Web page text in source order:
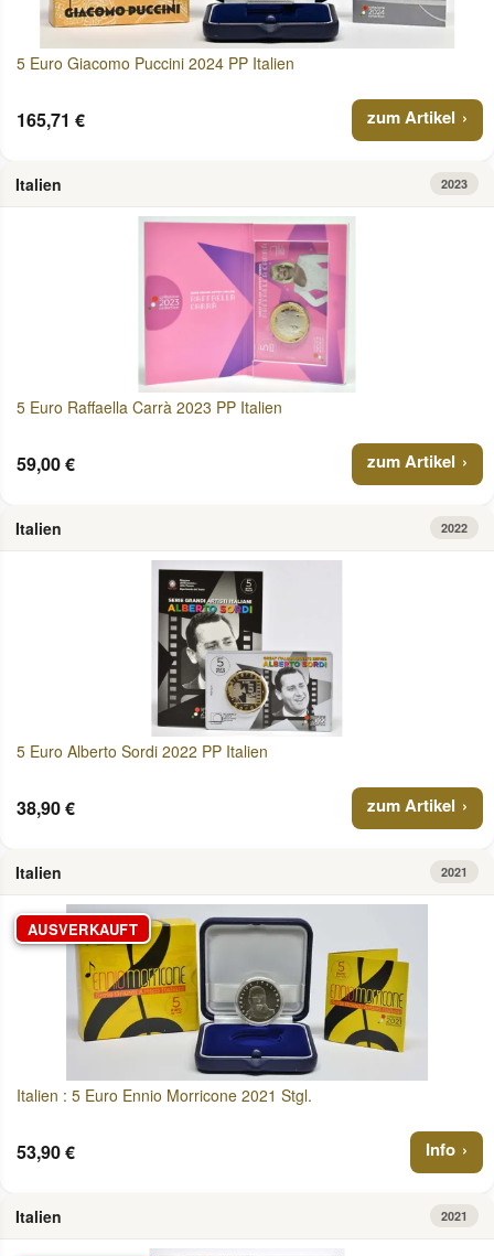
5 Euro Giacomo Puccini 2024 PP Italien
165,71 € zum Artikel
Italien 2023
5 Euro Raffaella Carrà 2023 PP Italien
59,00 € zum Artikel
Italien 2022
5 Euro Alberto Sordi 2022 PP Italien
38,90 € zum Artikel
Italien 2021
AUSVERKAUFT
Italien : 5 Euro Ennio Morricone 2021 Stgl.
53,90 € Info
Italien 2021